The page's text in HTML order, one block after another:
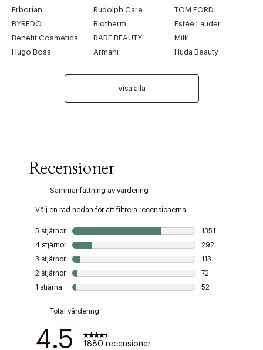
Erborian
Rudolph Care
TOM FORD
BYREDO
Biotherm
Estée Lauder
Benefit Cosmetics
RARE BEAUTY
Milk
Hugo Boss
Armani Huda Beauty
Visa alla